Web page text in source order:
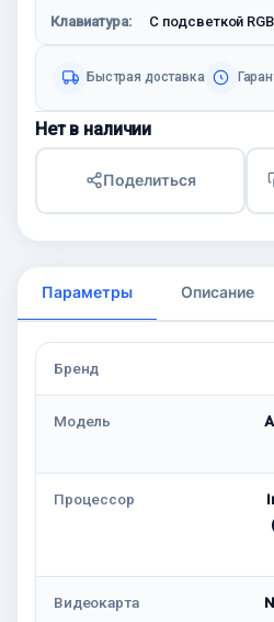
Клавиатура: С подсветкой RGB
Быстрая доставка
Нет в наличии
Поделиться
Параметры Описание
Бренд
Модель
Процессор
Видеокарта